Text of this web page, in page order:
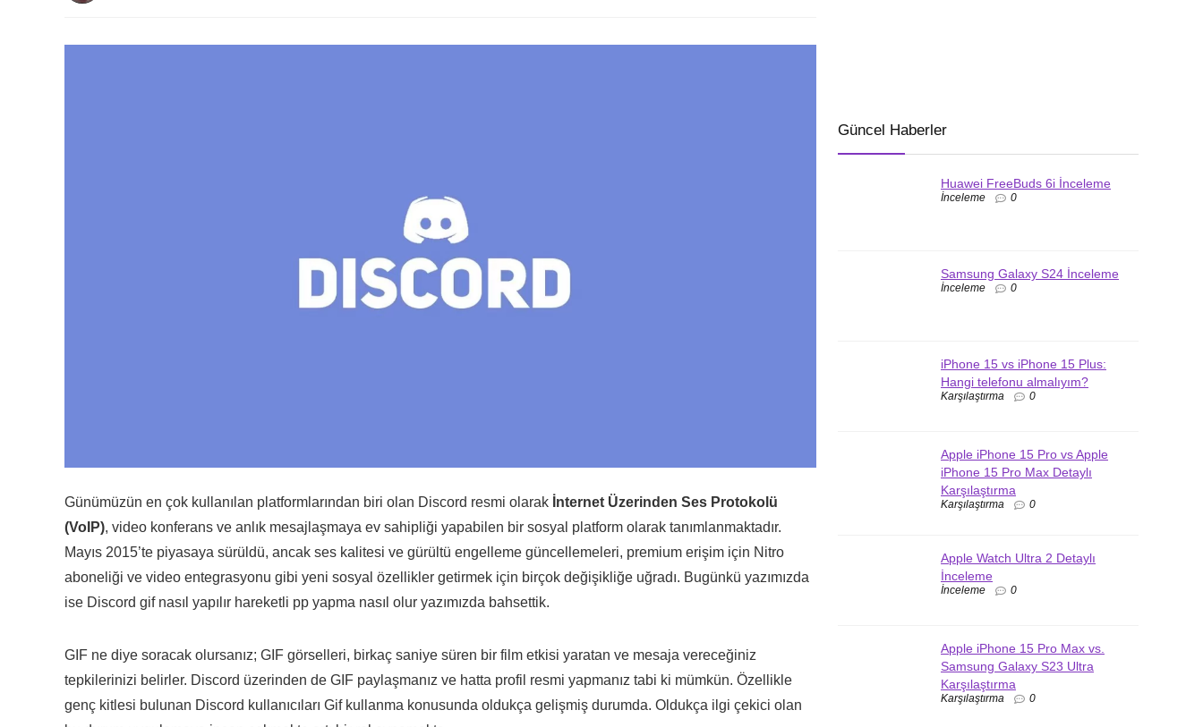
Günümüzün en çok kullanılan platformlarından biri olan Discord resmi olarak İnternet Üzerinden Ses Protokolü
(VoIP), video konferans ve anlık mesajlaşmaya ev sahipliği yapabilen bir sosyal platform olarak tanımlanmaktadır.
Mayıs 2015’te piyasaya sürüldü, ancak ses kalitesi ve gürültü engelleme güncellemeleri, premium erişim için Nitro
aboneliği ve video entegrasyonu gibi yeni sosyal özellikler getirmek için birçok değişikliğe uğradı. Bugünkü yazımızda
ise Discord gif nasıl yapılır hareketli pp yapma nasıl olur yazımızda bahsettik.
GIF ne diye soracak olursanız; GIF görselleri, birkaç saniye süren bir film etkisi yaratan ve mesaja vereceğiniz
tepkilerinizi belirler. Discord üzerinden de GIF paylaşmanız ve hatta profil resmi yapmanız tabi ki mümkün. Özellikle
genç kitlesi bulunan Discord kullanıcıları Gif kullanma konusunda oldukça gelişmiş durumda. Oldukça ilgi çekici olan
Güncel Haberler
Huawei FreeBuds 6i İnceleme
İnceleme 0
Samsung Galaxy S24 İnceleme
İnceleme 0
iPhone 15 vs iPhone 15 Plus:
Hangi telefonu almalıyım?
Karşılaştırma 0
Apple iPhone 15 Pro vs Apple
iPhone 15 Pro Max Detaylı
Karşılaştırma
Karşılaştırma 0
Apple Watch Ultra 2 Detaylı
İnceleme
İnceleme 0
Apple iPhone 15 Pro Max vs.
Samsung Galaxy S23 Ultra
Karşılaştırma
Karşılaştırma 0